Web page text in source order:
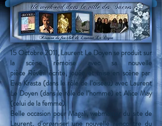
15 Octobre 2011, Laurent Le Doyen se produit sur
la scène rémoise avec sa nouvelle
pièce Réveil écrite, jouée et mise en scène par
Ewa Krasta (dans le rôle de l’oiseau) avec Laurent
Le Doyen (dans le rôle de l’homme) et Alice May
(celui de la femme).
Belle occasion pour Magali, webmaster du site de
Laurent, d’organiser une nouvelle rencontre du